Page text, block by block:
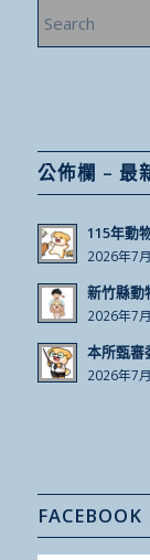
公佈欄 – 最
115年動
2026年7
新竹縣動
2026年7
本所甄審
2026年7
FACEBOOK